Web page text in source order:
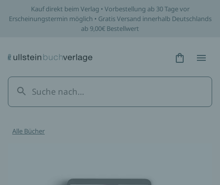
Kauf direkt beim Verlag • Vorbestellung ab 30 Tage vor
Erscheinungstermin möglich • Gratis Versand innerhalb Deutschlands
ab 9,00€ Bestellwert
Hidden
Alle Bücher